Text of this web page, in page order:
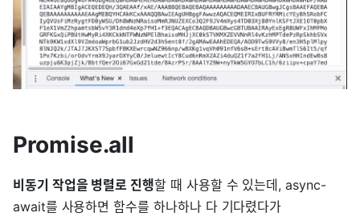
Promise.all
비동기 작업을 병렬로 진행할 때 사용할 수 있는데, async-
await를 사용하면 함수를 하나하나 다 기다렸다가